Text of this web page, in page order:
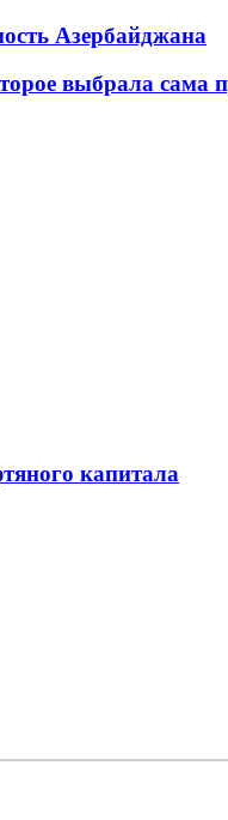
Азербайджана
выбрала сама
капитала